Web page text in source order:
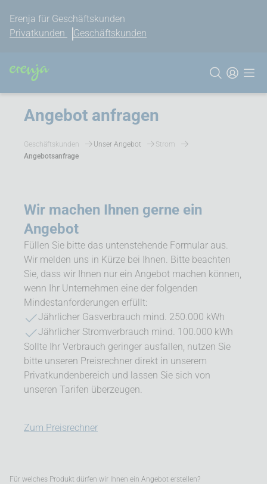
Erenja für Geschäftskunden
Privatkunden
Geschäftskunden
Angebot anfragen
Geschäftskunden Unser Angebot
Strom
Angebotsanfrage
Wir machen Ihnen gerne ein
Angebot
Füllen Sie bitte das untenstehende Formular aus.
Wir melden uns in Kürze bei Ihnen. Bitte beachten
Sie, dass wir Ihnen nur ein Angebot machen können,
wenn Ihr Unternehmen eine der folgenden
Mindestanforderungen erfüllt:
Jährlicher Gasverbrauch mind. 250.000 kWh
Jährlicher Stromverbrauch mind. 100.000 kWh
Sollte Ihr Verbrauch geringer ausfallen, nutzen Sie
bitte unseren Preisrechner direkt in unserem
Privatkundenbereich und lassen Sie sich von
unseren Tarifen überzeugen.
Zum Preisrechner
Für welches Produkt dürfen wir Ihnen ein Angebot erstellen?